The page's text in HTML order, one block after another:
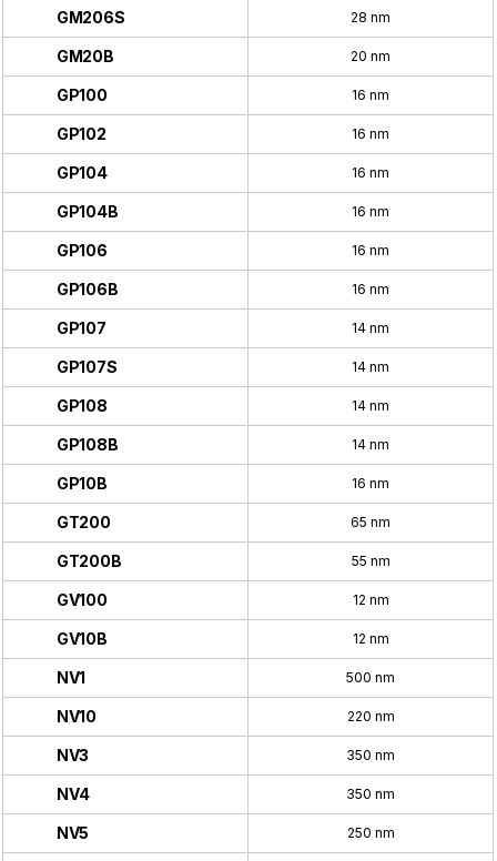
GM206S 28 nm
GM20B 20 nm
GP100 16 nm
GP102 16 nm
GP104 16 nm
GP104B 16 nm
GP106 16 nm
GP106B 16 nm
GP107 14 nm
GP107S 14 nm
GP108 14 nm
GP108B 14 nm
GP10B 16 nm
GT200 65 nm
GT200B 55 nm
GV100 12 nm
GV10B 12 nm
NV1 500 nm
NV10 220 nm
NV3 350 nm
NV4 350 nm
NV5 250 nm